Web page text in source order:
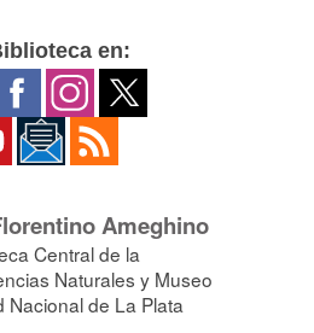
en:
Ameghino
Central de la
Naturales y Museo
Nacional de La Plata